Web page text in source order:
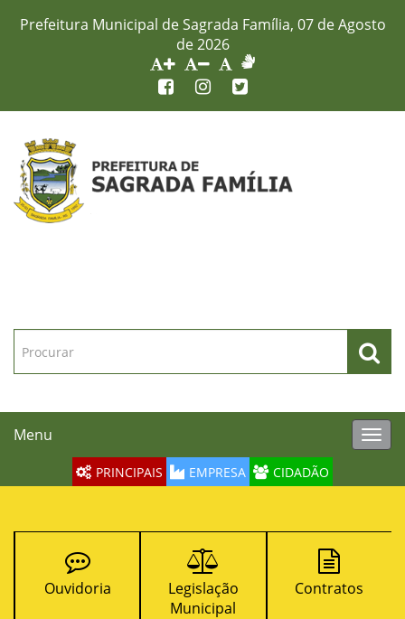
Prefeitura Municipal de Sagrada Família, 07 de Agosto
de 2026
Menu
PRINCIPAIS EMPRESA CIDADÃO
Ouvidoria
Legislação
Municipal
Contratos